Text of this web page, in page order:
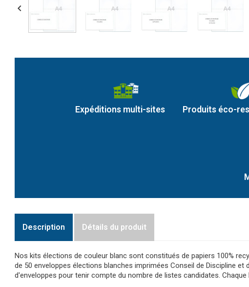

Expéditions multi-sites Produits éco-
Description Détails du produit
Nos kits élections de couleur blanc sont constitués de papiers 100%
de 50 enveloppes élections blanches imprimées Conseil de Discipline
d'enveloppes pour tenir compte du nombre de listes candidates.